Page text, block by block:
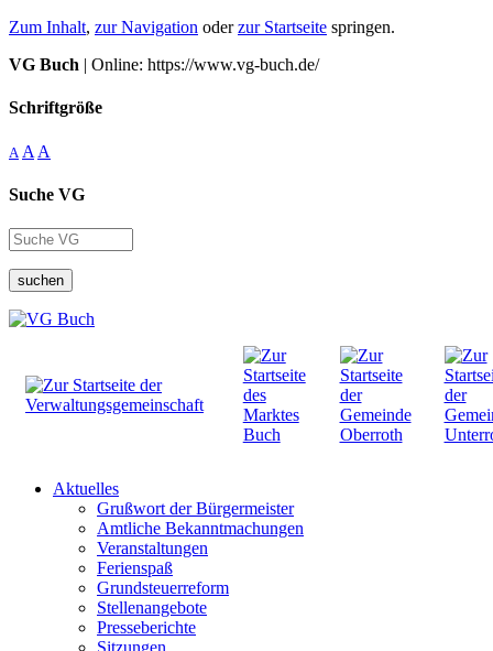
Zum Inhalt, zur Navigation oderzur Startseite springen.
VG Buch | Online: https://www.vg-buch.de/
Schriftgröße
A A A
Suche VG
suchen
Aktuelles
Grußwort der Bürgermeister
Amtliche Bekanntmachungen
Veranstaltungen
Ferienspaß
Grundsteuerreform
Stellenangebote
Presseberichte
Sitzungen